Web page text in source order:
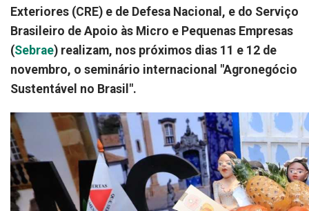
Exteriores (CRE) e de Defesa Nacional, e do Serviço
Brasileiro de Apoio às Micro e Pequenas Empresas
(Sebrae) realizam, nos próximos dias 11 e 12 de
novembro, o seminário internacional "Agronegócio
Sustentável no Brasil".